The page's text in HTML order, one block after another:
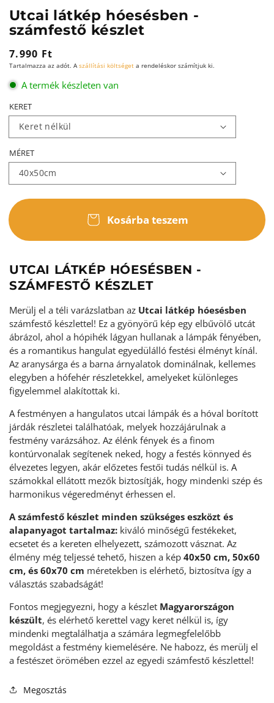
Utcai látkép hóesésben -
számfestő készlet
Normál
ár
7.990 Ft
Tartalmazza az adót. A szállítási költséget a rendeléskor számítjuk ki.
A termék készleten van
KERET
MÉRET
Kosárba teszem
UTCAI LÁTKÉP HÓESÉSBEN -
SZÁMFESTŐ KÉSZLET
Merülj el a téli varázslatban az Utcai látkép hóesésben
számfestő készlettel! Ez a gyönyörű kép egy elbűvölő utcát
ábrázol, ahol a hópihék lágyan hullanak a lámpák fényében,
és a romantikus hangulat egyedülálló festési élményt kínál.
Az aranysárga és a barna árnyalatok dominálnak, kellemes
elegyben a hófehér részletekkel, amelyeket különleges
figyelemmel alakítottak ki.
A festményen a hangulatos utcai lámpák és a hóval borított
járdák részletei találhatóak, melyek hozzájárulnak a
festmény varázsához. Az élénk fények és a finom
kontúrvonalak segítenek neked, hogy a festés könnyed és
élvezetes legyen, akár előzetes festői tudás nélkül is. A
számokkal ellátott mezők biztosítják, hogy mindenki szép és
harmonikus végeredményt érhessen el.
A számfestő készlet minden szükséges eszközt és
alapanyagot tartalmaz: kiváló minőségű festékeket,
ecsetet és a kereten elhelyezett, számozott vásznat. Az
élmény még teljessé tehető, hiszen a kép 40x50 cm, 50x60
cm, és 60x70 cm méretekben is elérhető, biztosítva így a
választás szabadságát!
Fontos megjegyezni, hogy a készlet Magyarországon
készült, és elérhető kerettel vagy keret nélkül is, így
mindenki megtalálhatja a számára legmegfelelőbb
megoldást a festmény kiemelésére. Ne habozz, és merülj el
a festészet örömében ezzel az egyedi számfestő készlettel!
Megosztás